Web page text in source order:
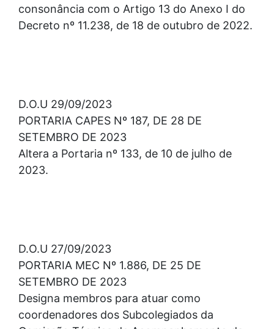
consonância com o Artigo 13 do Anexo I do
Decreto nº 11.238, de 18 de outubro de 2022.
D.O.U 29/09/2023
PORTARIA CAPES Nº 187, DE 28 DE
SETEMBRO DE 2023
Altera a Portaria nº 133, de 10 de julho de
2023.
D.O.U 27/09/2023
PORTARIA MEC Nº 1.886, DE 25 DE
SETEMBRO DE 2023
Designa membros para atuar como
coordenadores dos Subcolegiados da